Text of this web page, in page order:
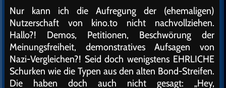
Nur kann ich die Aufregung der (ehemaligen)
Nutzerschaft von kino.to nicht nachvollziehen.
Hallo?! Demos, Petitionen, Beschwörung der
Meinungsfreiheit, demonstratives Aufsagen von
Nazi-Vergleichen?! Seid doch wenigstens EHRLICHE
Schurken wie die Typen aus den alten Bond-Streifen.
Die haben doch auch nicht gesagt: „Hey,